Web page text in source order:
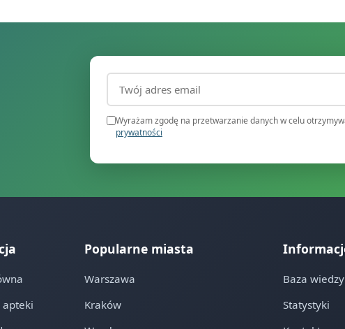
Adres email (wymagany)
Wyrażam zgodę na przetwarzanie danych w celu
prywatności
apteki
Popularne miasta
Warszawa
Kraków
Baza wiedzy
Statystyki